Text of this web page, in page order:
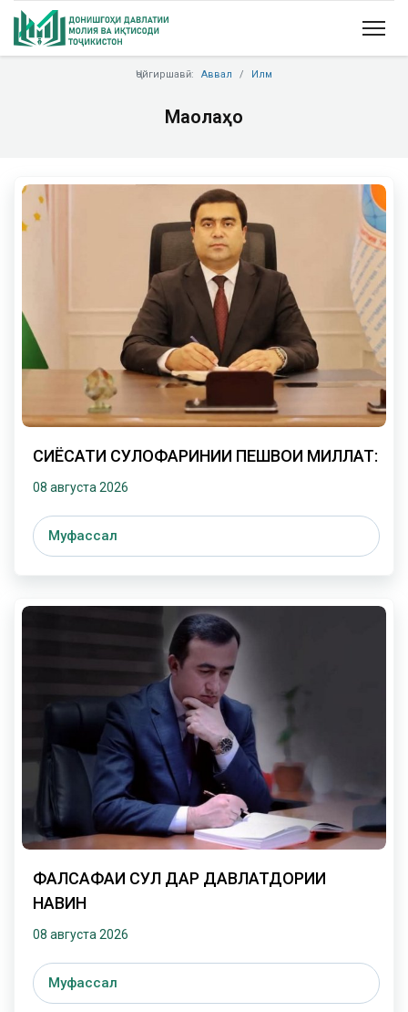
Ҷойгиршавӣ: Аввал Илм
Мақолаҳо
СИЁСАТИ СУЛҲОФАРИНИИ ПЕШВОИ МИЛЛАТ:
08 августа 2026
Муфассал
ФАЛСАФАИ СУЛҲ ДАР ДАВЛАТДОРИИ
НАВИН
08 августа 2026
Муфассал